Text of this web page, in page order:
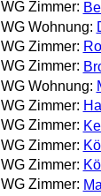
WG Zimmer:
WG Wohnung:
WG Zimmer:
WG Zimmer:
WG Wohnung:
WG Zimmer:
WG Zimmer:
WG Zimmer:
WG Zimmer:
WG Zimmer: